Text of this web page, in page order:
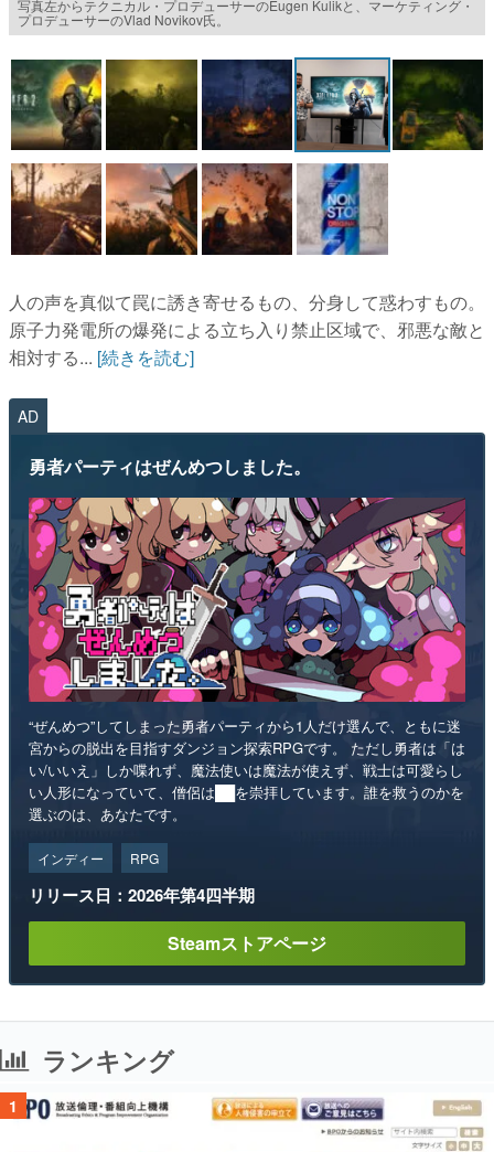
写真左からテクニカル・プロデューサーのEugen Kulikと、マーケティング・
プロデューサーのVlad Novikov氏。
人の声を真似て罠に誘き寄せるもの、分身して惑わすもの。
原子力発電所の爆発による立ち入り禁止区域で、邪悪な敵と
相対する... [続きを読む]
AD
勇者パーティはぜんめつしました。
“ぜんめつ”してしまった勇者パーティから1人だけ選んで、ともに迷
宮からの脱出を目指すダンジョン探索RPGです。 ただし勇者は「は
い/いいえ」しか喋れず、魔法使いは魔法が使えず、戦士は可愛らし
い人形になっていて、僧侶は██を崇拝しています。誰を救うのかを
選ぶのは、あなたです。
インディー RPG
リリース日：2026年第4四半期
Steamストアページ
ランキング
1